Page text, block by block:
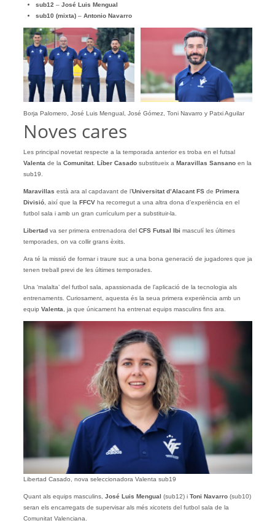
sub12– José Luis Mengual
sub10 (mixta)– Antonio Navarro
Borja Palomero, José Luis Mengual, José Gómez, Toni Navarro y Patxi Aguilar
Noves cares
Les principal novetat respecte a la temporada anterior es troba en el futsal
Valenta de la Comunitat. Líber Casadosubstitueix a Maravillas Sansanoen la
sub19.
Maravillas està ara al capdavant de l’Universitat d’Alacant FSde Primera
Divisió, així que la FFCV ha recorregut a una altra dona d’experiència en el
futbol sala i amb un gran currículum per a substituir-la.
Libertad va ser primera entrenadora del CFS Futsal Ibi masculí les últimes
temporades, on va collir grans èxits.
Ara té la missió de formar i traure suc a una bona generació de jugadores que ja
tenen treball previ de les últimes temporades.
Una ‘malalta’ del futbol sala, apassionada de l’aplicació de la tecnologia als
entrenaments. Curiosament, aquesta és la seua primera experiència amb un
equip Valenta, ja que únicament ha entrenat equips masculins fins ara.
Libertad Casado, nova seleccionadora Valenta sub19
Quant als equips masculins, José Luis Mengual (sub12) iToni Navarro(sub10)
seran els encarregats de supervisar als més xicotets del futbol sala de la
Comunitat Valenciana.